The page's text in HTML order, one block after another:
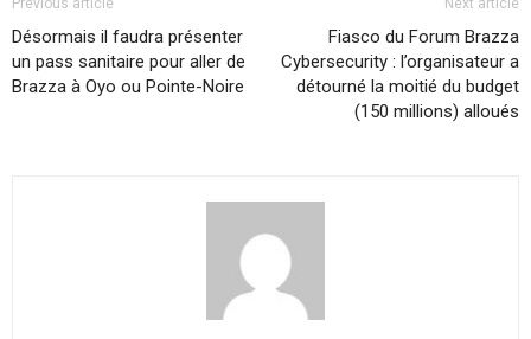
Previous article
Désormais il faudra présenter
un pass sanitaire pour aller de
Brazza à Oyo ou Pointe-Noire
Next article
Fiasco du Forum Brazza
Cybersecurity : l’organisateur a
détourné la moitié du budget
(150 millions) alloués